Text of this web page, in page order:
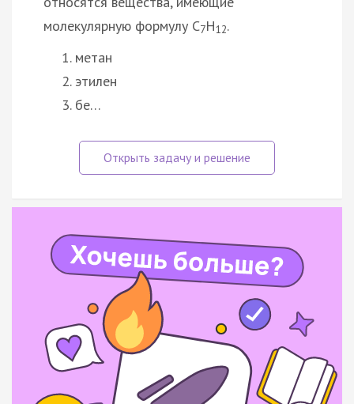
молекулярную формулу С7Н12.
метан
этилен
бе…